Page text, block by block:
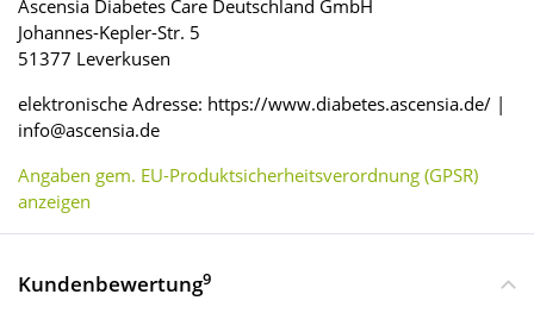
Ascensia Diabetes Care Deutschland GmbH
Johannes-Kepler-Str. 5
51377 Leverkusen
elektronische Adresse: https://www.diabetes.ascensia.de/ |
info@ascensia.de
Angaben gem. EU-Produktsicherheitsverordnung (GPSR)
anzeigen
Kundenbewertung9